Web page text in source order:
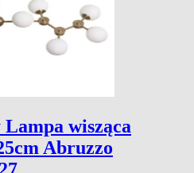
wisząca
Abruzzo